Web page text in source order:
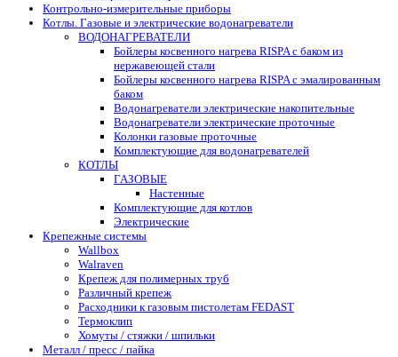
Контрольно-измерительные приборы
Котлы. Газовые и электрические водонагреватели
ВОДОНАГРЕВАТЕЛИ
Бойлеры косвенного нагрева RISPA с баком из
нержавеющей стали
Бойлеры косвенного нагрева RISPA с эмалированным
баком
Водонагреватели электрические накопительные
Водонагреватели электрические проточные
Колонки газовые проточные
Комплектующие для водонагревателей
КОТЛЫ
ГАЗОВЫЕ
Настенные
Комплектующие для котлов
Электрические
Крепежные системы
Wallbox
Walraven
Крепеж для полимерных труб
Различный крепеж
Расходники к газовым пистолетам FEDAST
Термоклип
Хомуты / стяжки / шпильки
Металл / пресс / пайка